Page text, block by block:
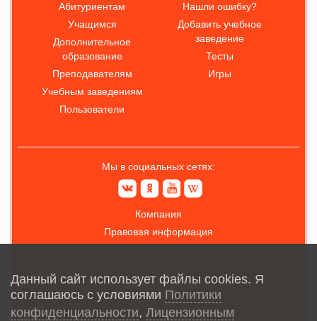
Абитуриентам
Учащимся
Дополнительное
образование
Преподавателям
Учебным заведениям
Пользователи
Нашли ошибку?
Добавить учебное
заведение
Тесты
Игры
Мы в социальных сетях:
Компания
Правовая информация
Обратная связь
Карта сайта
Данный сайт использует файлы cookies. Я
соглашаюсь с условиями Политики
конфиденциальности, Лицензионным